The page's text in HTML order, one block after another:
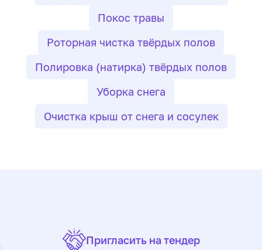
Покос травы
Роторная чистка твёрдых полов
Полировка (натирка) твёрдых полов
Уборка снега
Очистка крыш от снега и сосулек
Пригласить на тендер